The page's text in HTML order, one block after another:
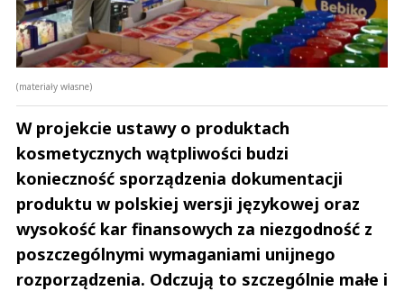
(materiały własne)
W projekcie ustawy o produktach
kosmetycznych wątpliwości budzi
konieczność sporządzenia dokumentacji
produktu w polskiej wersji językowej oraz
wysokość kar finansowych za niezgodność z
poszczególnymi wymaganiami unijnego
rozporządzenia. Odczują to szczególnie małe i